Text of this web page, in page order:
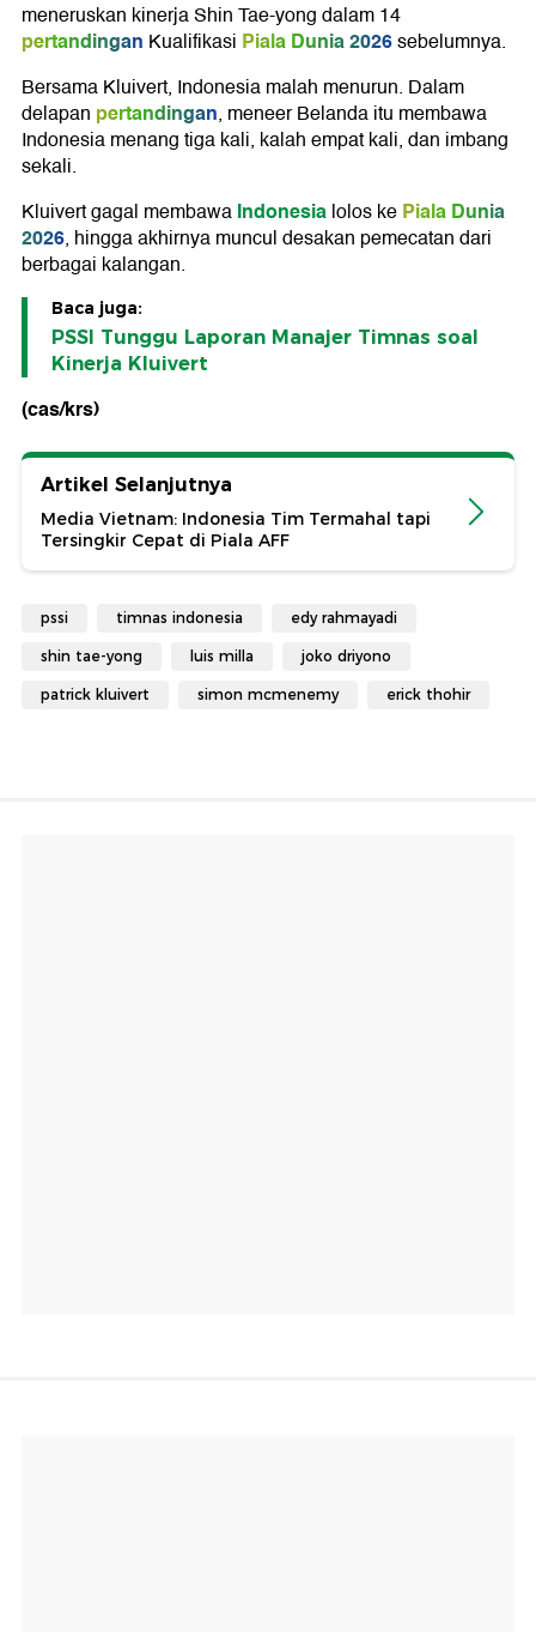
meneruskan kinerja Shin Tae-yong dalam 14
pertandingan Kualifikasi Piala Dunia 2026sebelumnya.
Bersama Kluivert, Indonesia malah menurun. Dalam
delapan pertandingan, meneer Belanda itu membawa
Indonesia menang tiga kali, kalah empat kali, dan imbang
sekali.
Kluivert gagal membawaIndonesialolos kePiala Dunia
2026, hingga akhirnya muncul desakan pemecatan dari
berbagai kalangan.
Baca juga:
PSSI Tunggu Laporan Manajer Timnas soal
Kinerja Kluivert
(cas/krs)
Artikel Selanjutnya
Media Vietnam: Indonesia Tim Termahal tapi
Tersingkir Cepat di Piala AFF
pssi timnas indonesia edy rahmayadi
shin tae-yong luis milla joko driyono
patrick kluivert simon mcmenemy erick thohir